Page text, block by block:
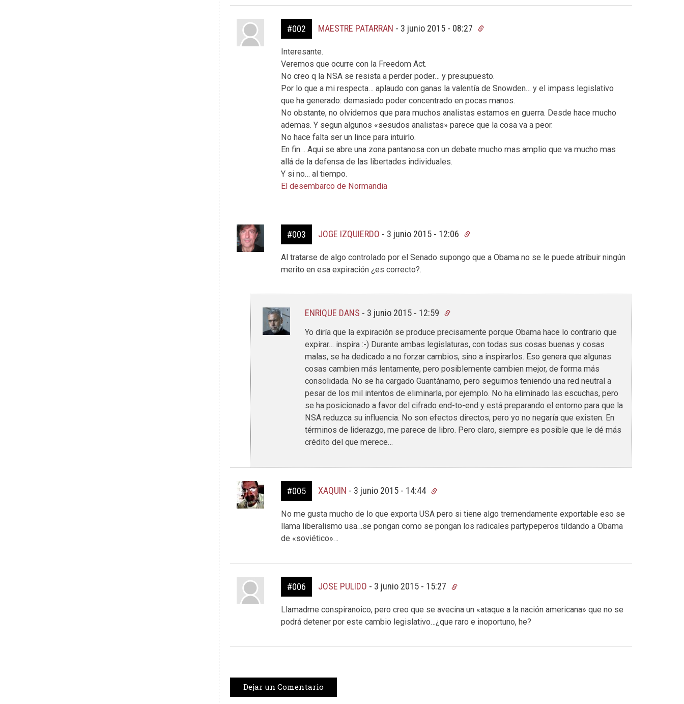
#002 MAESTRE PATARRAN - 3 junio 2015 - 08:27
Interesante.
Veremos que ocurre con la Freedom Act.
No creo q la NSA se resista a perder poder… y presupuesto.
Por lo que a mi respecta… aplaudo con ganas la valentía de Snowden… y el impass legislativo
que ha generado: demasiado poder concentrado en pocas manos.
No obstante, no olvidemos que para muchos analistas estamos en guerra. Desde hace mucho
ademas. Y segun algunos «sesudos analistas» parece que la cosa va a peor.
No hace falta ser un lince para intuirlo.
En fin… Aqui se abre una zona pantanosa con un debate mucho mas amplio que va mucho mas
allá de la defensa de las libertades individuales.
Y si no… al tiempo.
El desembarco de Normandia
#003 JOGE IZQUIERDO - 3 junio 2015 - 12:06
Al tratarse de algo controlado por el Senado supongo que a Obama no se le puede atribuir ningún
merito en esa expiración ¿es correcto?.
ENRIQUE DANS - 3 junio 2015 - 12:59
Yo diría que la expiración se produce precisamente porque Obama hace lo contrario que
expirar… inspira :-) Durante ambas legislaturas, con todas sus cosas buenas y cosas
malas, se ha dedicado a no forzar cambios, sino a inspirarlos. Eso genera que algunas
cosas cambien más lentamente, pero posiblemente cambien mejor, de forma más
consolidada. No se ha cargado Guantánamo, pero seguimos teniendo una red neutral a
pesar de los mil intentos de eliminarla, por ejemplo. No ha eliminado las escuchas, pero
se ha posicionado a favor del cifrado end-to-end y está preparando el entorno para que la
NSA reduzca su influencia. No son efectos directos, pero yo no negaría que existen. En
términos de liderazgo, me parece de libro. Pero claro, siempre es posible que le dé más
crédito del que merece…
#005 XAQUIN - 3 junio 2015 - 14:44
No me gusta mucho de lo que exporta USA pero si tiene algo tremendamente exportable eso se
llama liberalismo usa…se pongan como se pongan los radicales partypeperos tildando a Obama
de «soviético»…
#006 JOSE PULIDO - 3 junio 2015 - 15:27
Llamadme conspiranoico, pero creo que se avecina un «ataque a la nación americana» que no se
podrá detener por este cambio legislativo…¿que raro e inoportuno, he?
Dejar un Comentario